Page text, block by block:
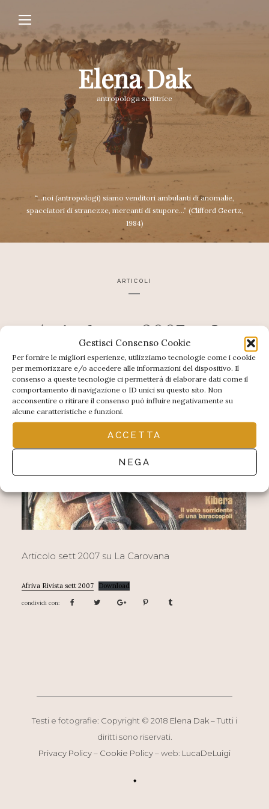
Gestisci Consenso Cookie
Per fornire le migliori esperienze, utilizziamo tecnologie come i cookie
per memorizzare e/o accedere alle informazioni del dispositivo. Il
consenso a queste tecnologie ci permetterà di elaborare dati come il
comportamento di navigazione o ID unici su questo sito. Non
acconsentire o ritirare il consenso può influire negativamente su
alcune caratteristiche e funzioni.
ACCETTA
NEGA
Elena Dak
antropologa scrittrice
“...noi (antropologi) siamo venditori ambulanti di anomalie,
spacciatori di stranezze, mercanti di stupore...” (Clifford Geertz,
1984)
ARTICOLI
Articolo sett 2007 su La
Carovana
Articolo sett 2007 su La Carovana
Afriva Rivista sett 2007 Download
Testi e fotografie: Copyright © 2018 Elena Dak– Tutti i
diritti sono riservati.
Privacy Policy– Cookie Policy– web: LucaDeLuigi
◆